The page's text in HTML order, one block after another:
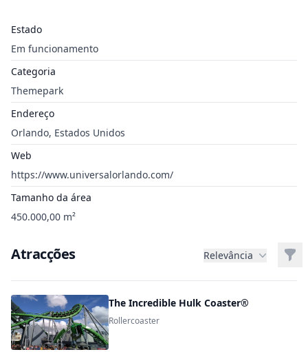
Estado
Em funcionamento
Categoria
Themepark
Endereço
Orlando, Estados Unidos
Web
https://www.universalorlando.com/
Tamanho da área
450.000,00 m²
Atracções Relevância
The Incredible Hulk Coaster®
Rollercoaster